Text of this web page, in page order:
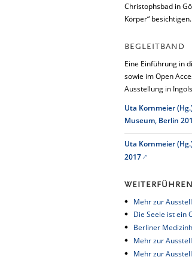
Christophsbad in
Körper“ besichtigen.
BEGLEITBAND
Eine Einführung in
sowie im Open
Ausstellung in
Uta Kornmeier
Museum, Berlin
Uta Kornmeier
2017
Mehr zur
Die Seele ist ein
Berliner
Mehr zur
Mehr zur